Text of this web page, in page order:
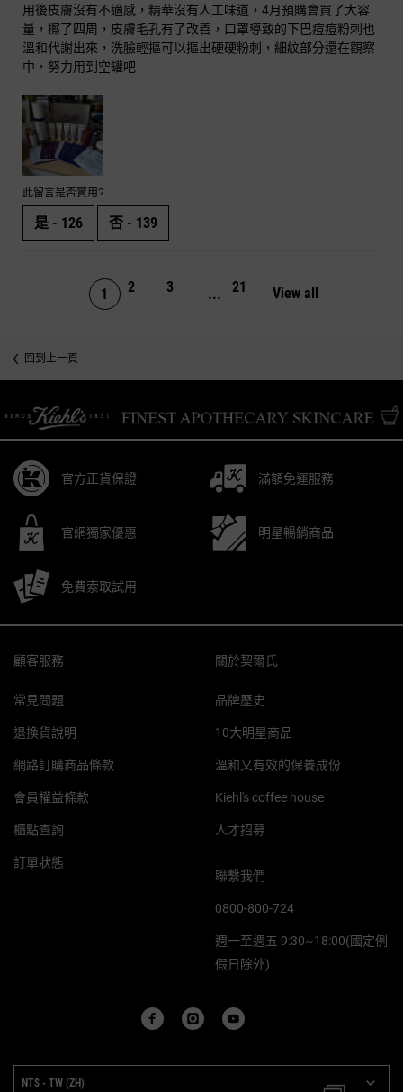
用後皮膚沒有不適感，精華沒有人工味道，4月預購會買了大容
量，擦了四周，皮膚毛孔有了改善，口罩導致的下巴痘痘粉刺也
溫和代謝出來，洗臉輕摳可以摳出硬硬粉刺，細紋部分還在觀察
中，努力用到空罐吧
此留言是否實用?
是 - 126 否 - 139
Page 1 of 21. Current page
1 2 3 ... 21 View all
回到上一頁
官方正貨保證 滿額免運服務
官網獨家優惠 明星暢銷商品
免費索取試用
顧客服務
常見問題
退換貨說明
網路訂購商品條款
會員權益條款
櫃點查詢
訂單狀態
關於契爾氏
品牌歷史
10大明星商品
溫和又有效的保養成份
Kiehl's coffee house
人才招募
聯繫我們
0800-800-724
週一至週五 9:30~18:00(國定例
假日除外)
NT$ - TW (ZH)